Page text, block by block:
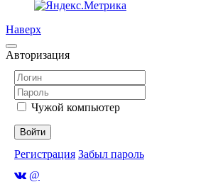
Наверх
Авторизация
Чужой компьютер
Войти
Регистрация Забыл пароль
@